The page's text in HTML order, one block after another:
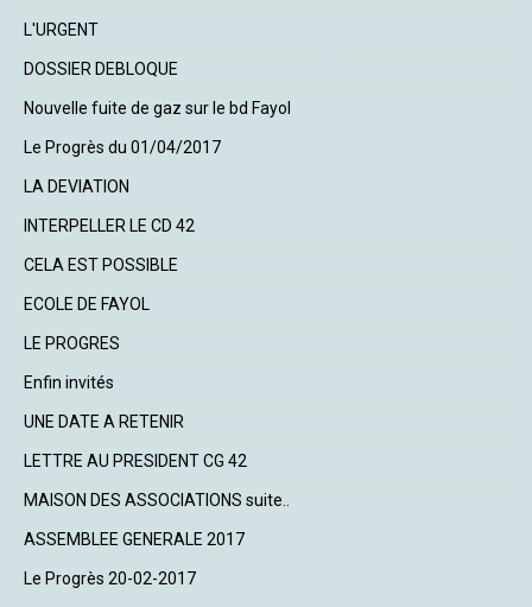
L'URGENT
DOSSIER DEBLOQUE
Nouvelle fuite de gaz sur le bd Fayol
Le Progrès du 01/04/2017
LA DEVIATION
INTERPELLER LE CD 42
CELA EST POSSIBLE
ECOLE DE FAYOL
LE PROGRES
Enfin invités
UNE DATE A RETENIR
LETTRE AU PRESIDENT CG 42
MAISON DES ASSOCIATIONS suite..
ASSEMBLEE GENERALE 2017
Le Progrès 20-02-2017